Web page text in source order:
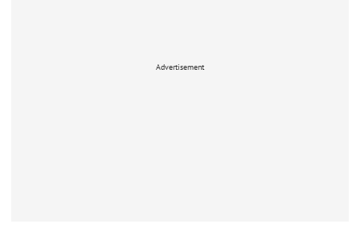
Advertisement